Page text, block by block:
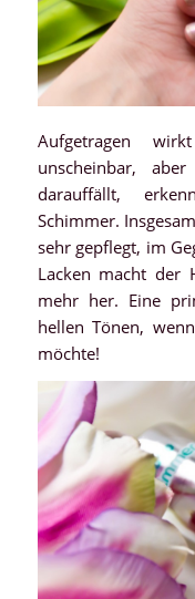
Aufgetragen
unscheinbar,
darauffällt,
Schimmer.
sehr gepflegt, im
Lacken macht der
mehr her. Eine
hellen Tönen,
möchte!